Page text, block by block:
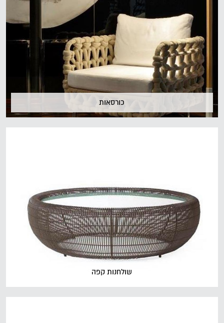
כורסאות
שולחנות קפה